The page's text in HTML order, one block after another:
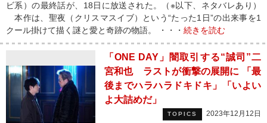
ビ系）の最終話が、18日に放送された。（※以下、ネタバレあり）
本作は、聖夜（クリスマスイブ）という“たった1日”の出来事を1
クール掛けて描く謎と愛と奇跡の物語。 ・・・ 続きを読む
「ONE DAY」闇取引する“誠司”二
宮和也 ラストが衝撃の展開に 「最
後までハラハラドキドキ」「いよい
よ大詰めだ」
TOPICS 2023年12月12日